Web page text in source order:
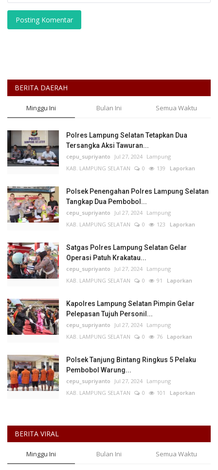
Posting Komentar
BERITA DAERAH
Minggu Ini Bulan Ini Semua Waktu
Polres Lampung Selatan Tetapkan Dua
Tersangka Aksi Tawuran...
cepu_supriyanto Jul 27, 2024 Lampung
KAB. LAMPUNG SELATAN
0 139 Laporkan
Polsek Penengahan Polres Lampung Selatan
Tangkap Dua Pembobol...
cepu_supriyanto Jul 27, 2024 Lampung
KAB. LAMPUNG SELATAN
0 123 Laporkan
Satgas Polres Lampung Selatan Gelar
Operasi Patuh Krakatau...
cepu_supriyanto Jul 27, 2024 Lampung
KAB. LAMPUNG SELATAN
0 91 Laporkan
Kapolres Lampung Selatan Pimpin Gelar
Pelepasan Tujuh Personil...
cepu_supriyanto Jul 27, 2024 Lampung
KAB. LAMPUNG SELATAN
0 76 Laporkan
Polsek Tanjung Bintang Ringkus 5 Pelaku
Pembobol Warung...
cepu_supriyanto Jul 27, 2024 Lampung
KAB. LAMPUNG SELATAN
0 101 Laporkan
BERITA VIRAL
Minggu Ini Bulan Ini Semua Waktu